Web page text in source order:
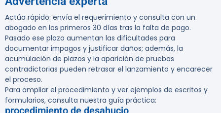
Actúa rápido: envía el requerimiento y consulta con un
abogado en los primeros 30 días tras la falta de pago.
Pasado ese plazo aumentan las dificultades para
documentar impagos y justificar daños; además, la
acumulación de plazos y la aparición de pruebas
contradictorias pueden retrasar el lanzamiento y encarecer
el proceso.
Para ampliar el procedimiento y ver ejemplos de escritos y
formularios, consulta nuestra guía práctica: